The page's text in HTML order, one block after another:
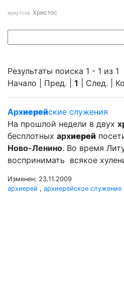
иркутска Христос
Результаты поиска 1 - 1 из 1
Начало | Пред. | 1 | След. |
Архиерейские служения
На прошлой недели в двух
бесплотных архиерей
Ново-Ленино. Во время
воспринимать всякое
Изменен: 23.11.2009
архиерей , архиерейское служение